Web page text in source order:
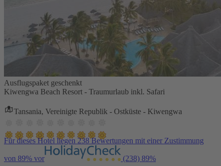
Ausflugspaket geschenkt
Kiwengwa Beach Resort - Traumurlaub inkl. Safari
Tansania, Vereinigte Republik - Ostküste - Kiwengwa
Für dieses Hotel liegen 238 Bewertungen mit einer Zustimmung
von 89% vor (238) 89%